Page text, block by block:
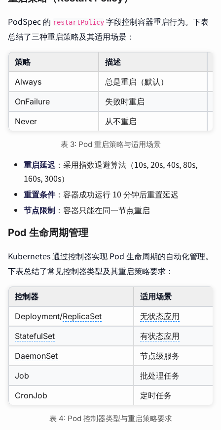
PodSpec 的 restartPolicy 字段控制容器重启行为。下表
总结了三种重启策略及其适用场景：
策略 描述
Always
总是重启（默认）
OnFailure
失败时重启
Never
从不重启
表 3: Pod 重启策略与适用场景
重启延迟 ：采用指数退避算法（10s, 20s, 40s, 80s,
160s, 300s）
重置条件：容器成功运行 10 分钟后重置延迟
节点限制 ：容器只能在同一节点重启
Pod 生命周期管理
Kubernetes 通过控制器实现 Pod 生命周期的自动化管理。
下表总结了常见控制器类型及其重启策略要求：
控制器 适用场景
Deployment/ReplicaSet 无状态应用
StatefulSet
有状态应用
DaemonSet
节点级服务
Job
批处理任务
CronJob
定时任务
表 4: Pod 控制器类型与重启策略要求